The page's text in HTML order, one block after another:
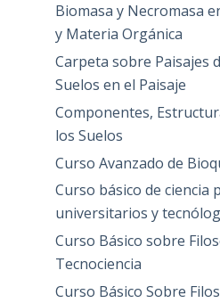
Biomasa y Necromasa
y Materia Orgánica
Carpeta sobre Paisajes
Suelos en el Paisaje
Componentes,
los Suelos
Curso Avanzado de
Curso básico de ciencia
universitarios y
Curso Básico sobre
Tecnociencia
Curso Básico Sobre